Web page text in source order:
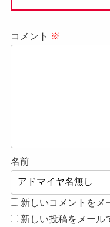
コメント ※
名前
新しいコメントをメ
新しい投稿をメール